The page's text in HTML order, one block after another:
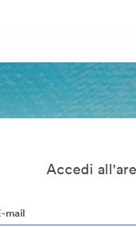
Accedi
mail